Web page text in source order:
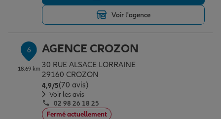
Voir l'agence
6
18.69 km
AGENCE CROZON
30 RUE ALSACE LORRAINE
29160 CROZON
4,9/5Note de 4.9 sur 5
(70 avis)
Voir les avis
02 98 26 18 25
Fermé actuellement